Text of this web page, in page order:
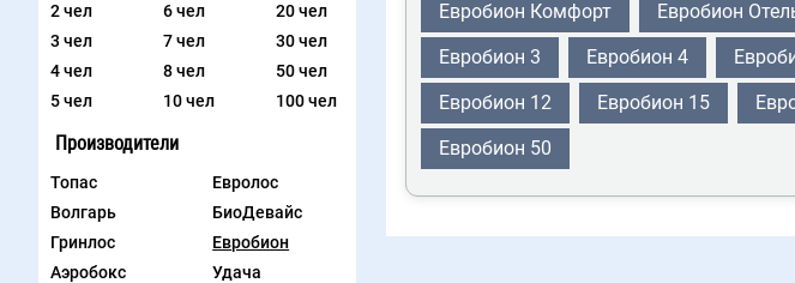
2 чел
3 чел
4 чел
5 чел
6 чел
7 чел
8 чел
10 чел
20 чел
30 чел
50 чел
100 чел
Производители
Топас
Евролос
Волгарь
БиоДевайс
Гринлос
Евробион
Аэробокс
Удача
Евробион Комфорт Евробион
Евробион 3 Евробион 4
Евробион 12 Евробион 15
Евробион 50